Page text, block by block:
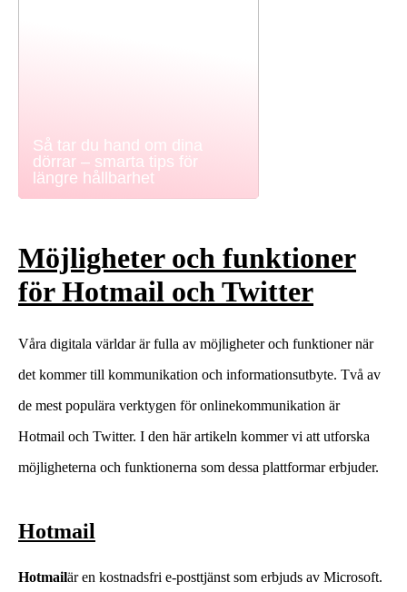
Så tar du hand om dina
dörrar – smarta tips för
längre hållbarhet
Möjligheter och funktioner
för Hotmail och Twitter
Våra digitala världar är fulla av möjligheter och funktioner när
det kommer till kommunikation och informationsutbyte. Två av
de mest populära verktygen för onlinekommunikation är
Hotmail och Twitter. I den här artikeln kommer vi att utforska
möjligheterna och funktionerna som dessa plattformar erbjuder.
Hotmail
Hotmailär en kostnadsfri e-posttjänst som erbjuds av Microsoft.